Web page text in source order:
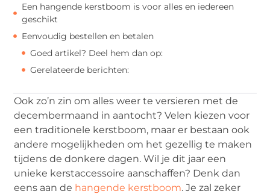
Een hangende kerstboom is voor alles en iedereen
geschikt
Eenvoudig bestellen en betalen
Goed artikel? Deel hem dan op:
Gerelateerde berichten:
Ook zo’n zin om alles weer te versieren met de
decembermaand in aantocht? Velen kiezen voor
een traditionele kerstboom, maar er bestaan ook
andere mogelijkheden om het gezellig te maken
tijdens de donkere dagen. Wil je dit jaar een
unieke kerstaccessoire aanschaffen? Denk dan
eens aan de hangende kerstboom. Je zal zeker